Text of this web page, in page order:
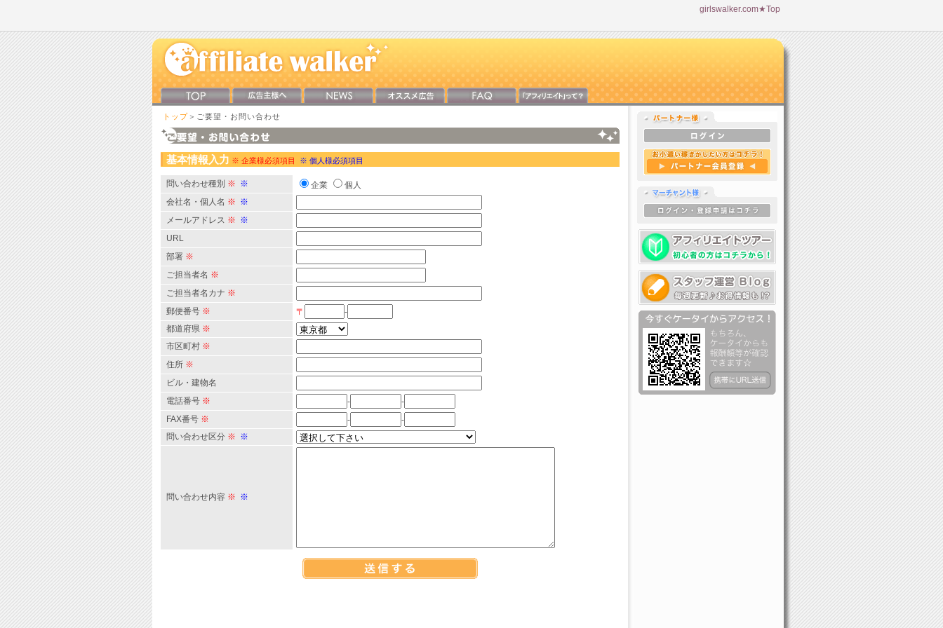
girlswalker.com★Top
トップ ＞ご要望・お問い合わせ
基本情報入力 ※ 企業様必須項目 ※ 個人様必須項目
問い合わせ種別 ※ ※ 企業
個人
会社名・個人名 ※ ※
メールアドレス ※ ※
URL
部署 ※
ご担当者名 ※
ご担当者名カナ ※
郵便番号 ※ 〒
-
都道府県 ※
市区町村 ※
住所 ※
ビル・建物名
電話番号 ※ -
-
FAX番号 ※ -
-
問い合わせ区分 ※ ※
問い合わせ内容 ※ ※